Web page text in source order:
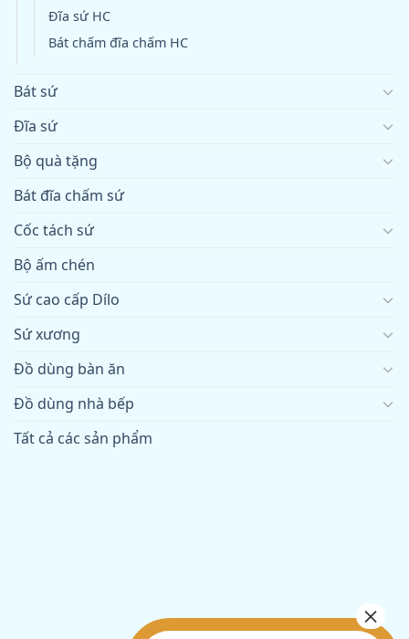
Đĩa sứ HC
Bát chấm đĩa chấm HC
Bát sứ
Đĩa sứ
Bộ quà tặng
Bát đĩa chấm sứ
Cốc tách sứ
Bộ ấm chén
Sứ cao cấp Dílo
Sứ xương
Đồ dùng bàn ăn
Đồ dùng nhà bếp
Tất cả các sản phẩm